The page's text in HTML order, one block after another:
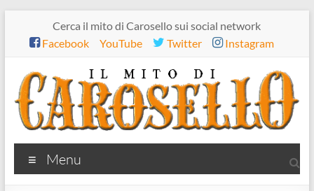
contenuto
Cerca il mito di Carosello sui social network
Facebook
YouTube Twitter Instagram
Il
mito
Menu